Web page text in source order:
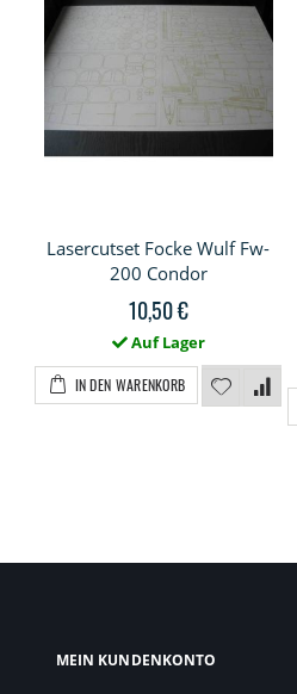
Lasercutset Focke Wulf Fw-
200 Condor
10,50 €
Auf Lager
IN DEN WARENKORB
MEIN KUNDENKONTO